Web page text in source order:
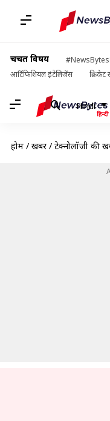
चर्चित विषय
आर्टिफिशियल इंटेलिजेंस
क्रिकेट
Hindi
होम / खबरें / टेक्नोलॉजी की